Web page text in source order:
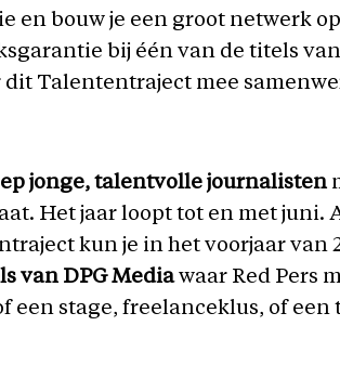
en bouw je een groot netwerk
bij één van de titels
dit Talententraject mee
jonge, talentvolle journalisten
Het jaar loopt tot en met juni.
kun je in het voorjaar van
van DPG Mediawaar Red Pers
een stage, freelanceklus, of een